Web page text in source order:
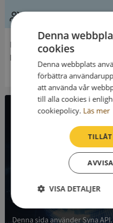
Ledning
Innehavare
Hagby Församling
All
Få all denna
Syna API är ett blixtsnabbt API
registrerade
skatteuppgifter och mycket
och personer.
Denna sida använder Syna
Denna
cookies
Denna webbplats
förbättra
att använda vår
till alla cookies i
cookiepolicy. Läs mer
VISA DETALJER
Strikt
nödvändigt